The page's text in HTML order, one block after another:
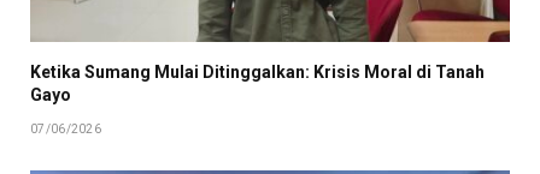
Ketika Sumang Mulai Ditinggalkan: Krisis Moral di Tanah
Gayo
07/06/2026